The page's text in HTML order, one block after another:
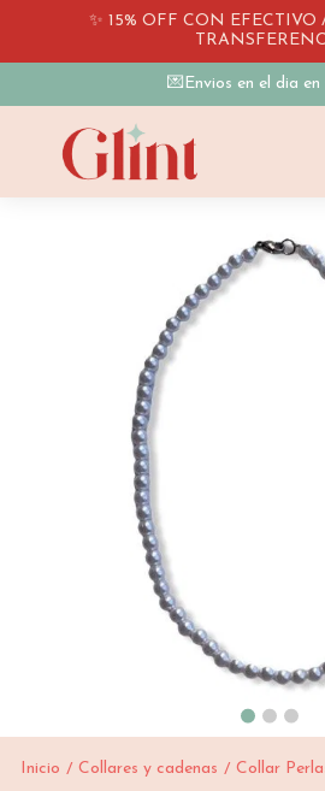
✨ 15% OFF CON EFECTIVO
💌Envios en el dia
Inicio / Collares y cadenas / Collar